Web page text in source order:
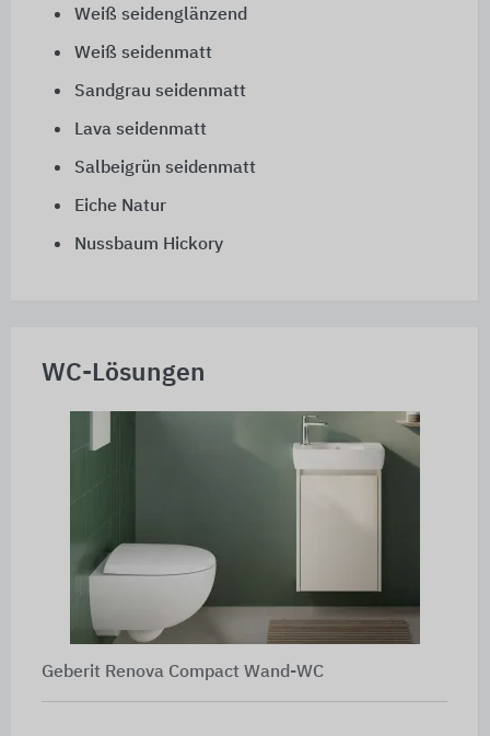
Weiß seidenglänzend
Weiß seidenmatt
Sandgrau seidenmatt
Lava seidenmatt
Salbeigrün seidenmatt
Eiche Natur
Nussbaum Hickory
WC-Lösungen
Geberit Renova Compact Wand-WC